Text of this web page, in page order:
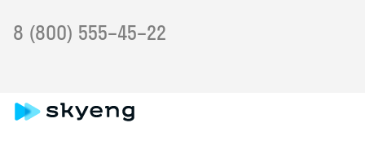
8 (800) 555–45–22